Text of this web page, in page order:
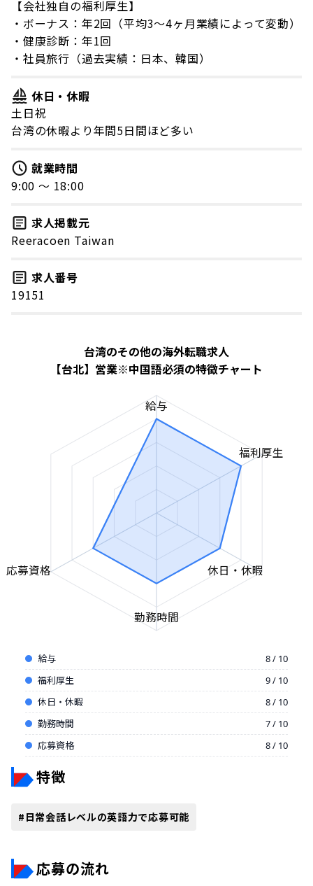
【会社独自の福利厚生】
・ボーナス：年2回（平均3～4ヶ月業績によって変動）
・健康診断：年1回
・社員旅行（過去実績：日本、韓国）
休日・休暇
土日祝
台湾の休暇より年間5日間ほど多い
就業時間
9:00 〜 18:00
求人掲載元
Reeracoen Taiwan
求人番号
19151
台湾のその他の海外転職求人
【台北】営業※中国語必須の特徴チャート
給与
福利厚生
休日・休暇
勤務時間
応募資格
給与
8 / 10
福利厚生
9 / 10
休日・休暇
8 / 10
勤務時間
7 / 10
応募資格
8 / 10
特徴
# 日常会話レベルの英語力で応募可能
応募の流れ